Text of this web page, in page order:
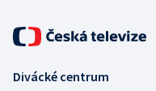
Divácké centrum